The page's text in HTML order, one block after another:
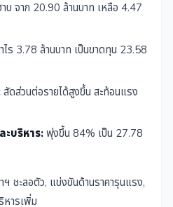
บ จาก 20.90 ล้านบาท เหลือ 4.47
ไร 3.78 ล้านบาท เป็นขาดทุน 23.58
สัดส่วนต่อรายได้สูงขึ้น สะท้อนแรง
ะบริหาร: พุ่งขึ้น 84% เป็น 27.78
ชะลอตัว, แข่งขันด้านราคารุนแรง,
หารเพิ่ม